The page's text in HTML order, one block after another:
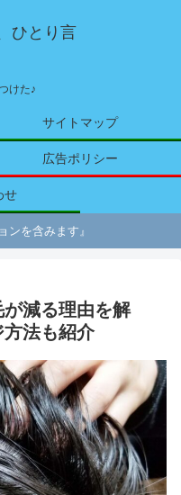
ひとり言
けた♪
サイトマップ
広告ポリシー
せ
ンを含みます』
減る理由を解
法も紹介